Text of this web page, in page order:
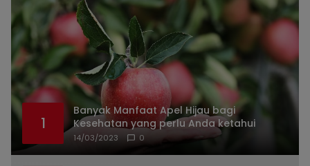
1
Banyak Manfaat Apel Hijau bagi
Kesehatan yang perlu Anda ketahui
14/03/2023 0